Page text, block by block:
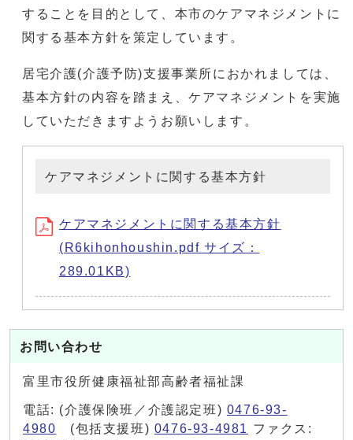
することを目的として、本市のケアマネジメントに
関する基本方針を策定しています。
居宅介護(介護予防)支援事業所におかれましては、
基本方針の内容を踏まえ、ケアマネジメントを実施
していただきますようお願いします。
ケアマネジメントに関する基本方針
ケアマネジメントに関する基本方針
(R6kihonhoushin.pdf サイズ：
289.01KB)
お問い合わせ
富里市役所健康福祉部高齢者福祉課
電話: (介護保険班／介護認定班) 0476-93-
4980 (包括支援班) 0476-93-4981 ファクス: